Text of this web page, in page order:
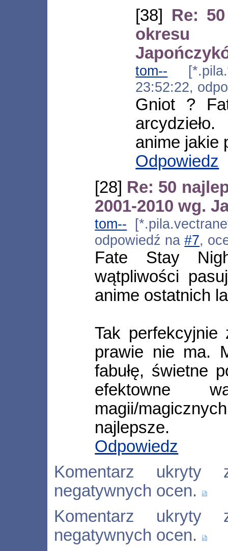
[38] Re:
okresu
tom--
23:52:22,
Gniot ?
anime jakie
Odpowiedz
[28] Re: 50
2001-2010 wg.
tom--
odpowiedź na#7,
Fate Stay
wątpliwości
anime ostatnich
Tak perfekcyjnie
prawie nie ma.
fabułę, świetne
efektowne
magii/
najlepsze.
Odpowiedz
Komentarz ukryty
negatywnych ocen.
Komentarz ukryty
negatywnych ocen.